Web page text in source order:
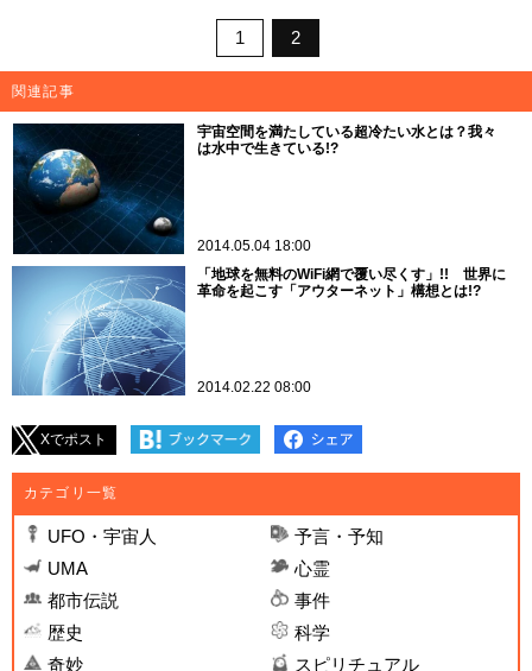
1 2
関連記事
宇宙空間を満たしている超冷たい水とは？我々
は水中で生きている!?
2014.05.04 18:00
「地球を無料のWiFi網で覆い尽くす」!! 世界に
革命を起こす「アウターネット」構想とは!?
2014.02.22 08:00
Xでポスト
カテゴリ一覧
UFO・宇宙人
予言・予知
UMA
心霊
都市伝説
事件
歴史
科学
奇妙
スピリチュアル